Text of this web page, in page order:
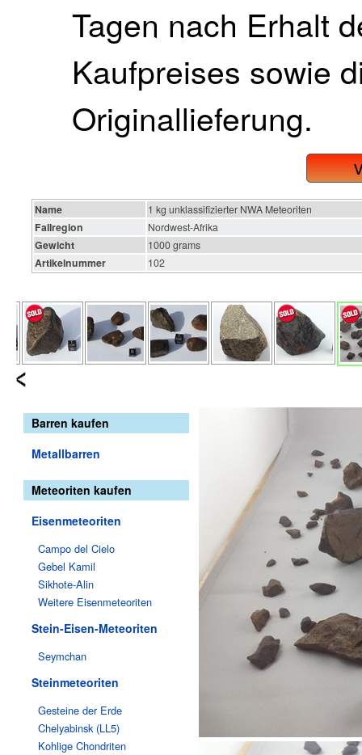
Tagen nach Erhalt
Kaufpreises sowie
Originallieferung.
Name 1 kg unklassifizierter NWA Meteoriten
Fallregion Nordwest-Afrika
Gewicht 1000 grams
Artikelnummer 102
Barren kaufen
Metallbarren
Meteoriten kaufen
Eisenmeteoriten
Campo del Cielo
Gebel Kamil
Sikhote-Alin
Weitere Eisenmeteoriten
Stein-Eisen-Meteoriten
Seymchan
Steinmeteoriten
Gesteine der Erde
Chelyabinsk (LL5)
Kohlige Chondriten